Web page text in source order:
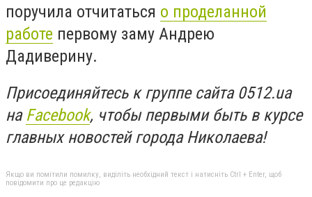
поручила отчитаться о проделанной
работе первому заму Андрею
Дадиверину.
Присоединяйтесь к группе сайта 0512.ua
на Facebook, чтобы первыми быть в курсе
главных новостей города Николаева!
Якщо ви помітили помилку, виділіть необхідний текст і натисніть Ctrl + Enter, щоб
повідомити про це редакцію